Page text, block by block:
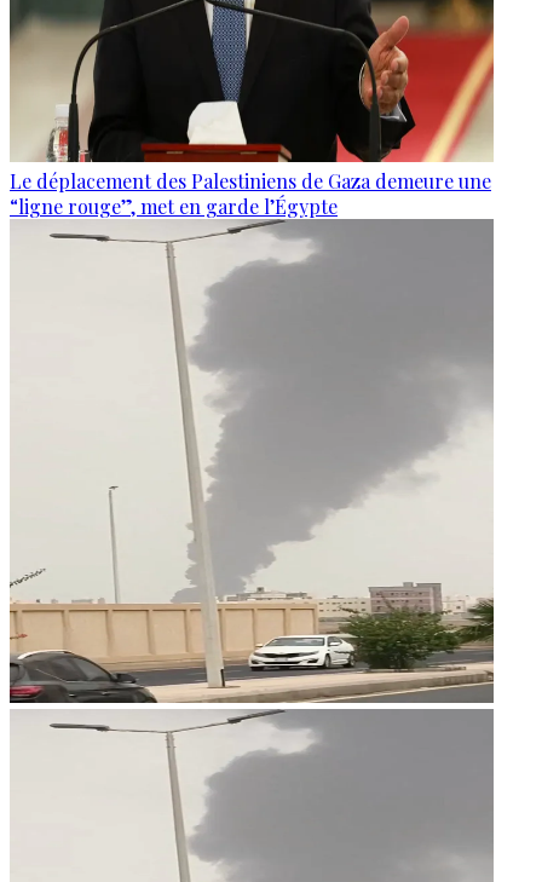
Le déplacement des Palestiniens de Gaza demeure une
“ligne rouge”, met en garde l’Égypte